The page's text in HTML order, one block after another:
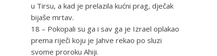
u Tirsu, a kad je prelazila kućni prag, dječak
bijaše mrtav.
18 – Pokopali su ga i sav ga je Izrael oplakao
prema riječi koju je Jahve rekao po sluzi
svome proroku Ahiji.